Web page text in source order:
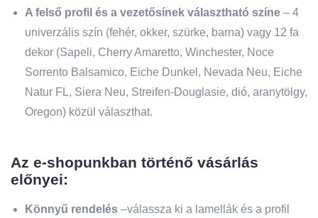
A felső profil és a vezetősínek választható színe – 4
univerzális szín (fehér, okker, szürke, barna) vagy 12 fa
dekor (Sapeli, Cherry Amaretto, Winchester, Noce
Sorrento Balsamico, Eiche Dunkel, Nevada Neu, Eiche
Natur FL, Siera Neu, Streifen-Douglasie, dió, aranytölgy,
Oregon) közül választhat.
Az e-shopunkban történő vásárlás
előnyei:
Könnyű rendelés –válassza ki a lamellák és a profil